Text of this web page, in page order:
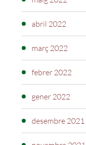
abril 2022
març 2022
febrer 2022
gener 2022
desembre 2021